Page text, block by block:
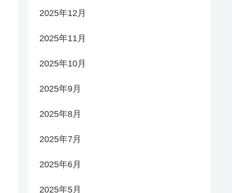
2025年12月
2025年11月
2025年10月
2025年9月
2025年8月
2025年7月
2025年6月
2025年5月